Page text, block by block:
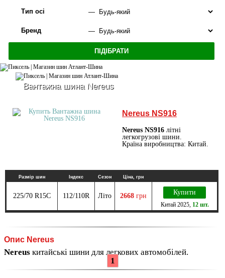
Тип осі
Бренд
Вантажна шина Nereus
Nereus NS916
Nereus NS916 літні
легкогрузові шини.
Країна виробництва: Китай.
Размір шин Індекс Сезон Ціна, грн
225/70 R15C 112/110R Літо 2668 грн Купити
Китай2025, 12 шт.
Опис Nereus
Nereus китайські шини для легкових автомобілей.
1